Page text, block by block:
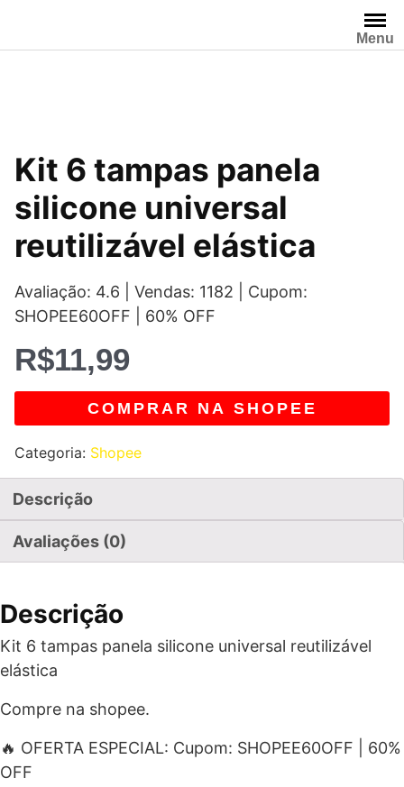
o
Menu
Kit 6 tampas panela
silicone universal
reutilizável elástica
Avaliação: 4.6 | Vendas: 1182 | Cupom:
SHOPEE60OFF | 60% OFF
R$11,99
COMPRAR NA SHOPEE
Categoria: Shopee
Descrição
Avaliações (0)
Descrição
Kit 6 tampas panela silicone universal reutilizável
elástica
Compre na shopee.
🔥 OFERTA ESPECIAL: Cupom: SHOPEE60OFF | 60%
OFF